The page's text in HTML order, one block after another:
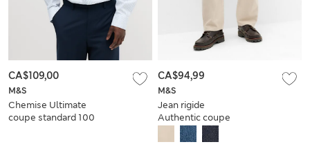
M&S
Chemise Ultimate
coupe standard 100
CA$109,00
M&S
Jean rigide
Authentic coupe
droite et
décontractée
CA$94,99